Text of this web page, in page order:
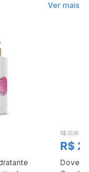
Ver mais
R$ 33,90
R$
Dove